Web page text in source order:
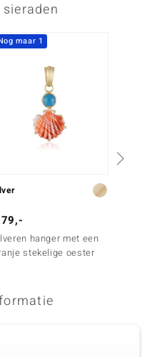
maar 1
hanger met een
stekelige oester